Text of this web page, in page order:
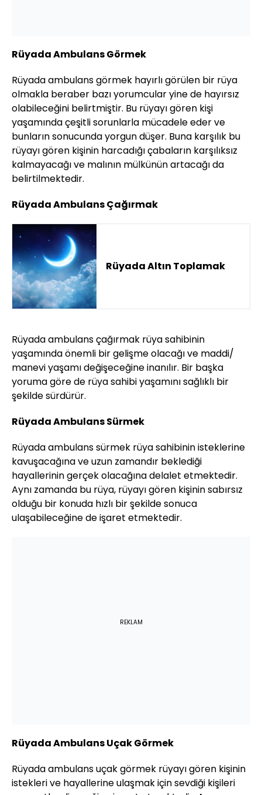
Rüyada Ambulans Görmek
Rüyada ambulans görmek hayırlı görülen bir rüya
olmakla beraber bazı yorumcular yine de hayırsız
olabileceğini belirtmiştir. Bu rüyayı gören kişi
yaşamında çeşitli sorunlarla mücadele eder ve
bunların sonucunda yorgun düşer. Buna karşılık bu
rüyayı gören kişinin harcadığı çabaların karşılıksız
kalmayacağı ve malının mülkünün artacağı da
belirtilmektedir.
Rüyada Ambulans Çağırmak
Rüyada Altın Toplamak
Rüyada ambulans çağırmak rüya sahibinin
yaşamında önemli bir gelişme olacağı ve maddi/
manevi yaşamı değişeceğine inanılır. Bir başka
yoruma göre de rüya sahibi yaşamını sağlıklı bir
şekilde sürdürür.
Rüyada Ambulans Sürmek
Rüyada ambulans sürmek rüya sahibinin isteklerine
kavuşacağına ve uzun zamandır beklediği
hayallerinin gerçek olacağına delalet etmektedir.
Aynı zamanda bu rüya, rüyayı gören kişinin sabırsız
olduğu bir konuda hızlı bir şekilde sonuca
ulaşabileceğine de işaret etmektedir.
REKLAM
Rüyada Ambulans Uçak Görmek
Rüyada ambulans uçak görmek rüyayı gören kişinin
istekleri ve hayallerine ulaşmak için sevdiği kişileri